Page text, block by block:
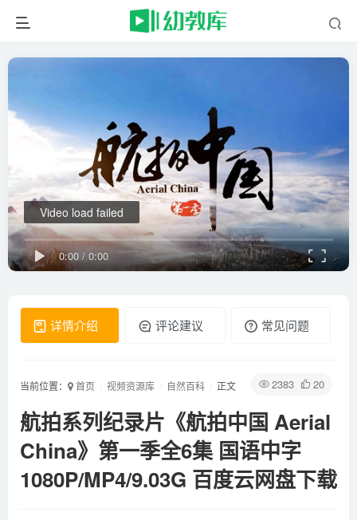
0:00/0:00
Video load failed
详情介绍 评论建议 常见问题
2383 20
当前位置： 首页 视频资源库 自然百科 正文
航拍系列纪录片《航拍中国 Aerial
China》第一季全6集 国语中字
1080P/MP4/9.03G 百度云网盘下载